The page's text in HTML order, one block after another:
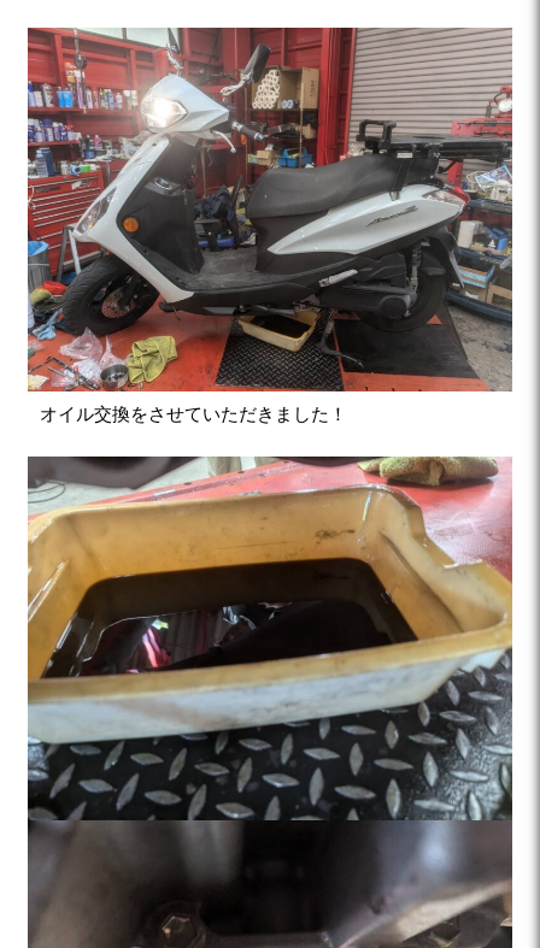
オイル交換をさせていただきました！